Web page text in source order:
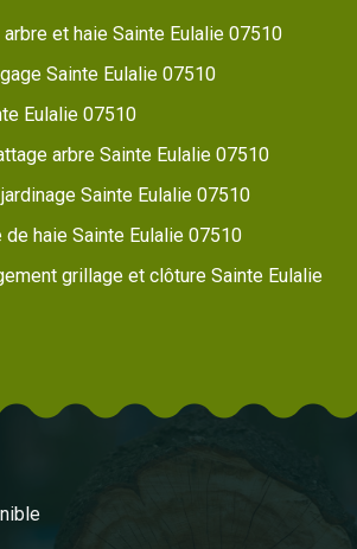
et haie Sainte Eulalie 07510
Sainte Eulalie 07510
Eulalie 07510
arbre Sainte Eulalie 07510
Sainte Eulalie 07510
haie Sainte Eulalie 07510
grillage et clôture Sainte Eulalie